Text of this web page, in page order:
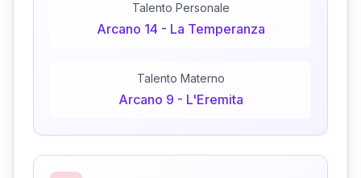
Talento Personale
Arcano 14 - La Temperanza
Talento Materno
Arcano 9 - L'Eremita